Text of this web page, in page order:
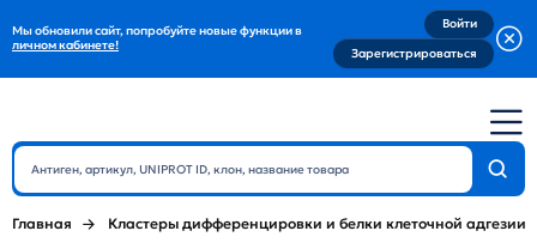
Мы обновили сайт, попробуйте новые функции в
личном кабинете!
Войти
Зарегистрироваться
Главная Кластеры дифференцировки и белки клеточной адгезии